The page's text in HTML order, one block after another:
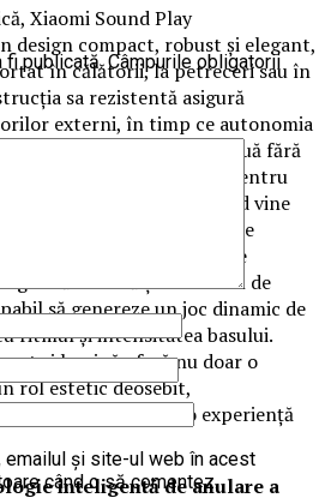
Xiaomi Sound Play
design compact, robust și elegant,
în călătorii, la petreceri sau în
sa rezistentă asigură
externi, în timp ce autonomia
întregi de redare continuă fără
devine partenerul perfect pentru
nu vor compromisuri când vine
în mișcare. Experiența este
Infinite Mirror, care
infinită și un sistem de
să genereze un joc dinamic de
ritmul și intensitatea basului.
și lumină oferă nu doar o
rol estetic deosebit,
de audiție într-o experiență
inteligentă de anulare a
fi publicată. Câmpurile obligatorii
emailul și site-ul web în acest
când o să comentez.